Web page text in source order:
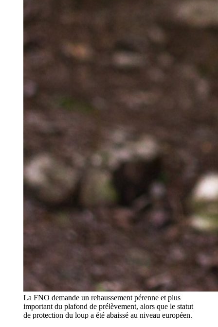
La FNO demande un rehaussement pérenne et plus
important du plafond de prélèvement, alors que le statut
de protection du loup a été abaissé au niveau européen.